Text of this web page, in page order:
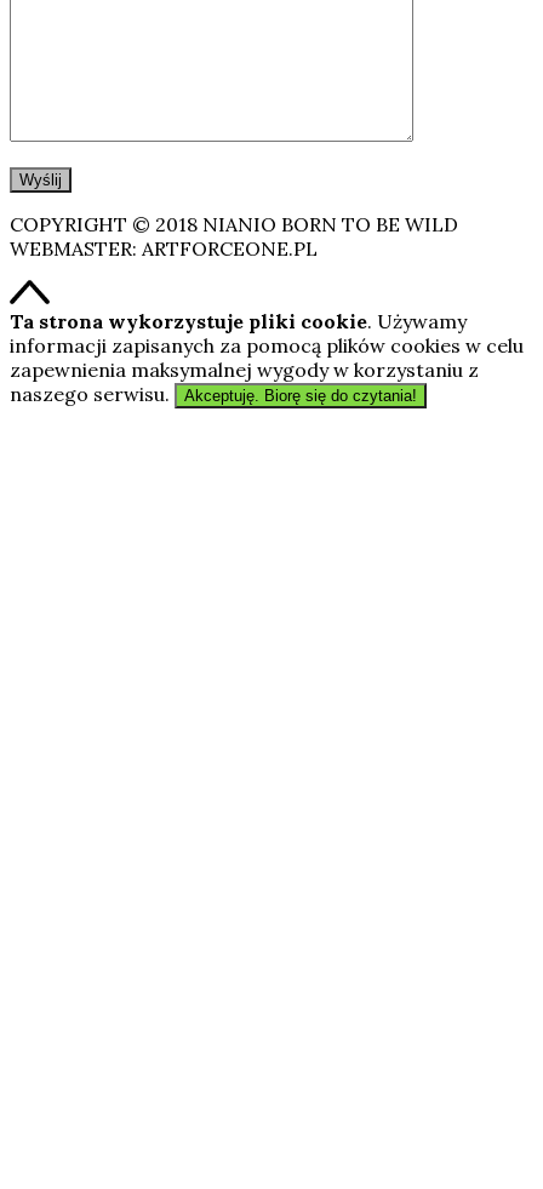
COPYRIGHT © 2018 NIANIO BORN TO BE WILD
WEBMASTER: ARTFORCEONE.PL
Ta strona wykorzystuje pliki cookie. Używamy
informacji zapisanych za pomocą plików cookies w celu
zapewnienia maksymalnej wygody w korzystaniu z
naszego serwisu.
Akceptuję. Biorę się do czytania!